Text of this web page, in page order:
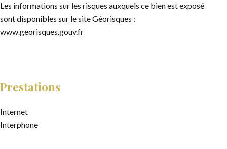
Les informations sur les risques auxquels ce bien est exposé
sont disponibles sur le site Géorisques :
www.georisques.gouv.fr
Prestations
Internet
Interphone